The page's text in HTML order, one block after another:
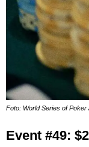
Foto: World Series of Poker
Event #49: